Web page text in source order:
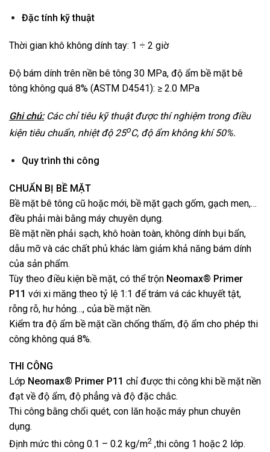
Đặc tính kỹ thuật
Thời gian khô không dính tay: 1 ÷ 2 giờ
Độ bám dính trên nền bê tông 30 MPa, độ ẩm bề mặt bê
tông không quá 8% (ASTM D4541): ≥ 2.0 MPa
Ghi chú:Các chỉ tiêu kỹ thuật được thí nghiệm trong điều
kiện tiêu chuẩn, nhiệt độ 25oC, độ ẩm không khí 50%.
Quy trình thi công
CHUẨN BỊ BỀ MẶT
Bề mặt bê tông cũ hoặc mới, bề mặt gạch gốm, gạch men,…
đều phải mài bằng máy chuyên dụng.
Bề mặt nền phải sạch, khô hoàn toàn, không dính bụi bẩn,
dẫu mỡ và các chất phủ khác làm giảm khả năng bám dính
của sản phẩm.
Tùy theo điều kiện bề mặt, có thể trộn Neomax® Primer
P11 với xi măng theo tỷ lệ 1:1 để trám vá các khuyết tật,
rỗng rỗ, hư hỏng…, của bề mặt nền.
Kiểm tra độ ẩm bề mặt cần chống thấm, độ ẩm cho phép thi
công không quá 8%.
THI CÔNG
Lớp Neomax® Primer P11 chỉ được thi công khi bề mặt nền
đạt về độ ẩm, độ phẳng và độ đặc chắc.
Thi công bằng chổi quét, con lăn hoặc máy phun chuyên
dụng.
Định mức thi công 0.1 – 0.2 kg/m2 ,thi công 1 hoặc 2 lớp.